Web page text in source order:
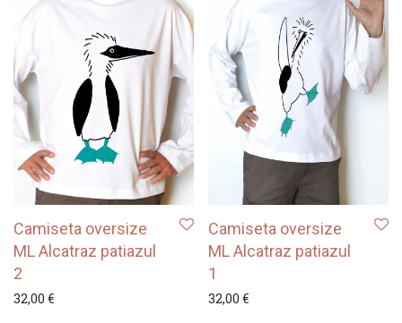
Camiseta oversize
ML Alcatraz patiazul
2
32,00 €
Camiseta oversize
ML Alcatraz patiazul
1
32,00 €